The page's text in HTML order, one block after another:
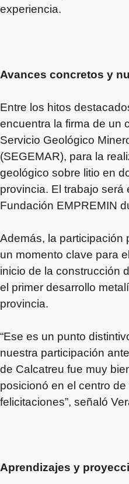
experiencia.
Avances concretos y
Entre los hitos
encuentra la firma de un
Servicio Geológico
(SEGEMAR), para la
geológico sobre litio en
provincia. El trabajo será
Fundación EMPREMIN
Además, la participación
un momento clave para
inicio de la construcción
el primer desarrollo
provincia.
“Ese es un punto
nuestra participación
de Calcatreu fue muy
posicionó en el centro
felicitaciones”, señaló
Aprendizajes y